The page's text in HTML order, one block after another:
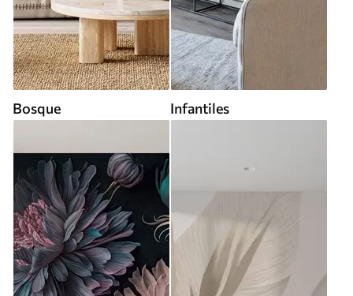
Bosque Infantiles